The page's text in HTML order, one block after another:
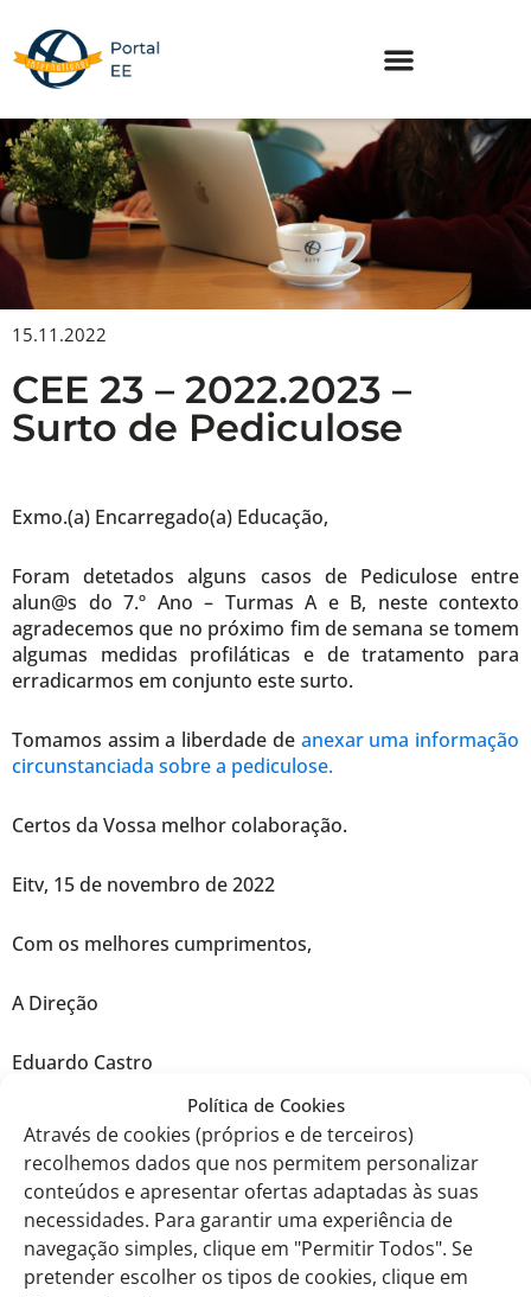
Política de Cookies
Através de cookies (próprios e de terceiros)
recolhemos dados que nos permitem personalizar
conteúdos e apresentar ofertas adaptadas às suas
necessidades. Para garantir uma experiência de
navegação simples, clique em "Permitir Todos". Se
pretender escolher os tipos de cookies, clique em
content
15.11.2022
CEE 23 – 2022.2023 –
Surto de Pediculose
Exmo.(a) Encarregado(a) Educação,
Foram detetados alguns casos de Pediculose entre
alun@s do 7.º Ano – Turmas A e B, neste contexto
agradecemos que no próximo fim de semana se tomem
algumas medidas profiláticas e de tratamento para
erradicarmos em conjunto este surto.
Tomamos assim a liberdade de anexar uma informação
circunstanciada sobre a pediculose.
Certos da Vossa melhor colaboração.
Eitv, 15 de novembro de 2022
Com os melhores cumprimentos,
A Direção
Eduardo Castro
Comunicados anteriores